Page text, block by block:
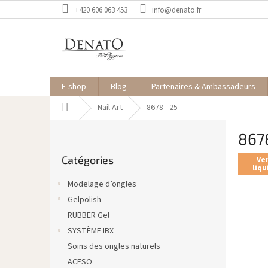
au
+420 606 063 453 info@denato.fr
E-shop Blog Partenaires & Ambassadeurs
AccueilNail Art 8678 - 25
les
Catégories
Modelage d’ongles
Gelpolish
RUBBER Gel
SYSTÈME IBX
Soins des ongles naturels
ACESO